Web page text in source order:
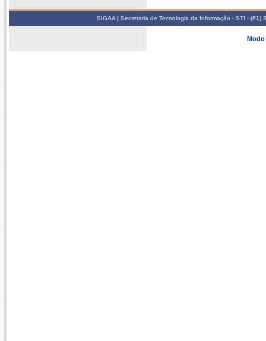
SIGAA | Secretaria de Tecnologia da Informação - STI -
Modo